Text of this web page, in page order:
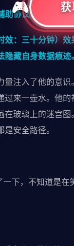
助协议！】
效：三十分钟）
藏自身数据痕迹
量注入了他的意
过来一壶水。他
在玻璃上的迷宫
安全路径。
下，不知道是